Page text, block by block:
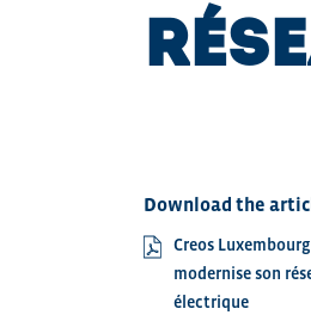
Download the
Creos Luxembourg
modernise son
électrique